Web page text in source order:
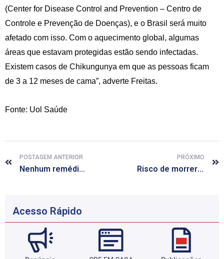
(Center for Disease Control and Prevention – Centro de
Controle e Prevenção de Doenças), e o Brasil será muito
afetado com isso. Com o aquecimento global, algumas
áreas que estavam protegidas estão sendo infectadas.
Existem casos de Chikungunya em que as pessoas ficam
de 3 a 12 meses de cama”, adverte Freitas.
Fonte: Uol Saúde
POSTAGEM ANTERIOR
Nenhum remédio é livre de efeitos colaterais; veja mitos e verdades
PRÓXIMO
Risco de morrer dobra em usuários de ansiolíticos e soníferos, diz estudo
Acesso Rápido